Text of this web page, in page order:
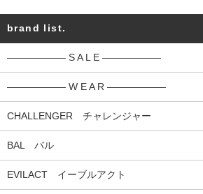
brand list.
―――――― S A L E ――――――
―――――― W E A R ――――――
CHALLENGER チャレンジャー
BAL バル
EVILACT イーブルアクト